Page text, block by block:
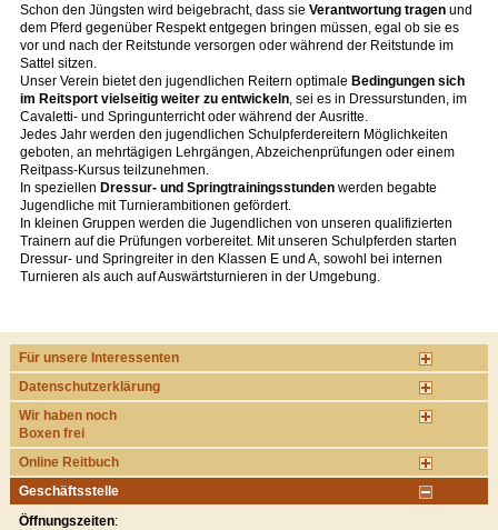
Schon den Jüngsten wird beigebracht, dass sie Verantwortung tragen und
dem Pferd gegenüber Respekt entgegen bringen müssen, egal ob sie es
vor und nach der Reitstunde versorgen oder während der Reitstunde im
Sattel sitzen.
Unser Verein bietet den jugendlichen Reitern optimale Bedingungen sich
im Reitsport vielseitig weiter zu entwickeln, sei es in Dressurstunden, im
Cavaletti- und Springunterricht oder während der Ausritte.
Jedes Jahr werden den jugendlichen Schulpferdereitern Möglichkeiten
geboten, an mehrtägigen Lehrgängen, Abzeichenprüfungen oder einem
Reitpass-Kursus teilzunehmen.
In speziellen Dressur- und Springtrainingsstunden werden begabte
Jugendliche mit Turnierambitionen gefördert.
In kleinen Gruppen werden die Jugendlichen von unseren qualifizierten
Trainern auf die Prüfungen vorbereitet. Mit unseren Schulpferden starten
Dressur- und Springreiter in den Klassen E und A, sowohl bei internen
Turnieren als auch auf Auswärtsturnieren in der Umgebung.
Für unsere Interessenten
Datenschutzerklärung
Wir haben noch
Boxen frei
Online Reitbuch
Geschäftsstelle
Öffnungszeiten: